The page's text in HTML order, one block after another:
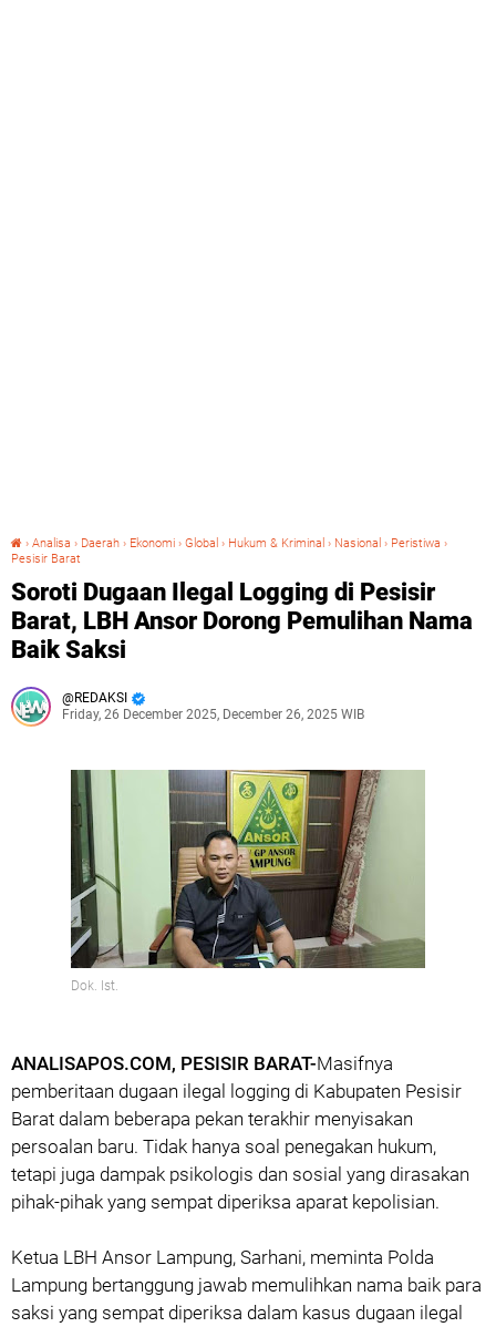
› Analisa › Daerah › Ekonomi › Global › Hukum & Kriminal › Nasional › Peristiwa ›
Pesisir Barat
Soroti Dugaan Ilegal Logging di Pesisir
Barat, LBH Ansor Dorong Pemulihan Nama
Baik Saksi
REDAKSI
Friday, 26 December 2025, December 26, 2025 WIB
Dok. Ist.
ANALISAPOS.COM, PESISIR BARAT-Masifnya
pemberitaan dugaan ilegal logging di Kabupaten Pesisir
Barat dalam beberapa pekan terakhir menyisakan
persoalan baru. Tidak hanya soal penegakan hukum,
tetapi juga dampak psikologis dan sosial yang dirasakan
pihak-pihak yang sempat diperiksa aparat kepolisian.
‎Ketua LBH Ansor Lampung, Sarhani, meminta Polda
Lampung bertanggung jawab memulihkan nama baik para
saksi yang sempat diperiksa dalam kasus dugaan ilegal